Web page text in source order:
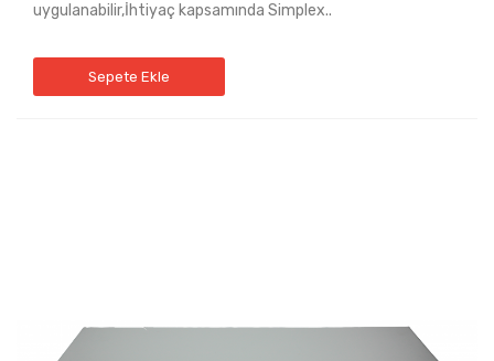
uygulanabilir,İhtiyaç kapsamında Simplex..
Sepete Ekle